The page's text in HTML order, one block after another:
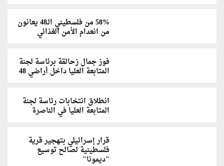
58% من فلسطيني الـ48 يعانون
من انعدام الأمن الغذائي
فوز جمال زحالقة برئاسة لجنة
المتابعة العليا داخل أراضي 48
انطلاق انتخابات رئاسة لجنة
المتابعة العليا في الناصرة
قرار إسرائيلي بتهجير قرية
فلسطينية لصالح توسيع
"ديمونا"